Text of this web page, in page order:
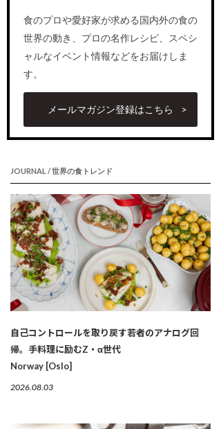
食のプロや愛好家が求める国内外の食の
世界の動き、プロの名作レシピ、スペシ
ャルなイベント情報などをお届けしま
す。
メールマガジン登録はこちら
JOURNAL / 世界の食トレンド
自己コントロールを取り戻す若者のアナログ回
帰。手料理に励むZ・α世代
Norway [Oslo]
2026.08.03